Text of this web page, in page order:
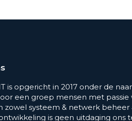
is opgericht in 2017 onder de
een groep mensen met passie
zowel systeem & netwerk beheer
is geen uitdaging ons